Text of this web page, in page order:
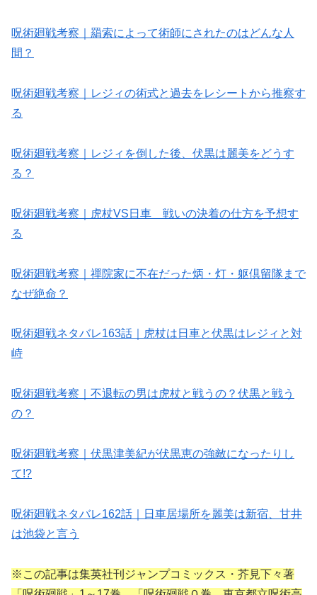
呪術廻戦考察｜羂索によって術師にされたのはどんな人
間？
呪術廻戦考察｜レジィの術式と過去をレシートから推察す
る
呪術廻戦考察｜レジィを倒した後、伏黒は麗美をどうす
る？
呪術廻戦考察｜虎杖VS日車 戦いの決着の仕方を予想す
る
呪術廻戦考察｜禪院家に不在だった炳・灯・躯倶留隊まで
なぜ絶命？
呪術廻戦ネタバレ163話｜虎杖は日車と伏黒はレジィと対
峙
呪術廻戦考察｜不退転の男は虎杖と戦うの？伏黒と戦う
の？
呪術廻戦考察｜伏黒津美紀が伏黒恵の強敵になったりし
て!?
呪術廻戦ネタバレ162話｜日車居場所を麗美は新宿、甘井
は池袋と言う
※この記事は集英社刊ジャンプコミックス・芥見下々著